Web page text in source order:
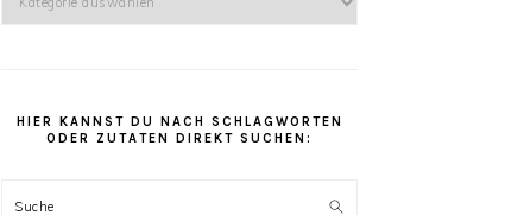
Rezept
HIER KANNST DU NACH SCHLAGWORTEN
ODER ZUTATEN DIREKT SUCHEN:
Suche